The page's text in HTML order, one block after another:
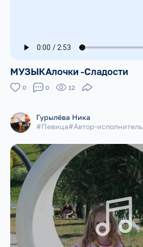
МУЗЫКАлочки -Сладости
0 0 12
Гурылëва Ника
#Певица#Автор-исполнитель